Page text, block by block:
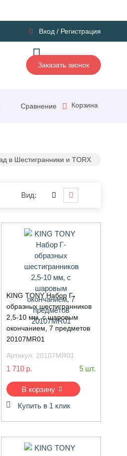
Вход / Регистрация
Заказать звонок
Сравнение Корзина
в Шестигранники и TORX
Вид:
KING TONY Набор Г-
образных шестигранников
2,5-10 мм, с шаровым
окончанием, 7 предметов
20107MR01
Артикул: 20107MR01
1 710 р. 5 шт.
В корзину
Купить в 1 клик